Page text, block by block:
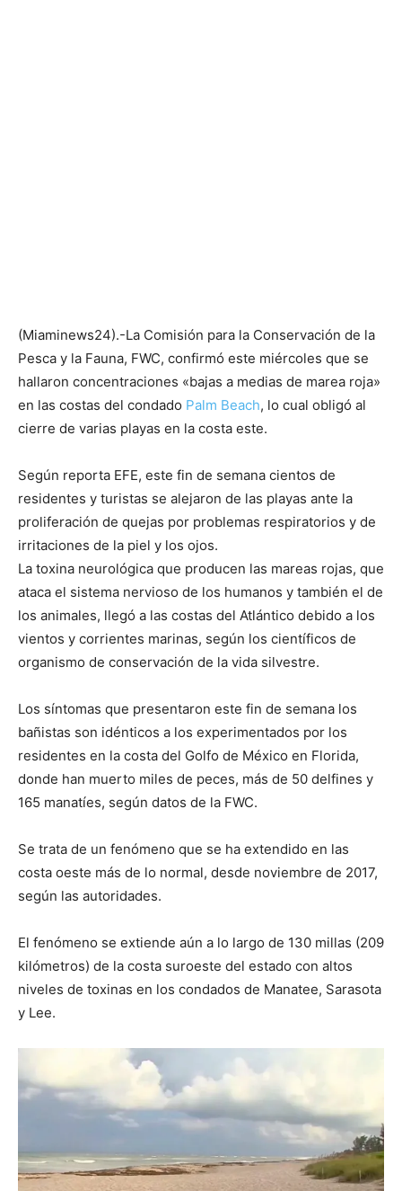
(Miaminews24).-La Comisión para la Conservación de la
Pesca y la Fauna, FWC, confirmó este miércoles que se
hallaron concentraciones «bajas a medias de marea roja»
en las costas del condado Palm Beach, lo cual obligó al
cierre de varias playas en la costa este.
Según reporta EFE, este fin de semana cientos de
residentes y turistas se alejaron de las playas ante la
proliferación de quejas por problemas respiratorios y de
irritaciones de la piel y los ojos.
La toxina neurológica que producen las mareas rojas, que
ataca el sistema nervioso de los humanos y también el de
los animales, llegó a las costas del Atlántico debido a los
vientos y corrientes marinas, según los científicos de
organismo de conservación de la vida silvestre.
Los síntomas que presentaron este fin de semana los
bañistas son idénticos a los experimentados por los
residentes en la costa del Golfo de México en Florida,
donde han muerto miles de peces, más de 50 delfines y
165 manatíes, según datos de la FWC.
Se trata de un fenómeno que se ha extendido en las
costa oeste más de lo normal, desde noviembre de 2017,
según las autoridades.
El fenómeno se extiende aún a lo largo de 130 millas (209
kilómetros) de la costa suroeste del estado con altos
niveles de toxinas en los condados de Manatee, Sarasota
y Lee.